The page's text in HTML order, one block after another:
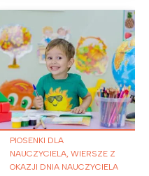
PIOSENKI DLA
NAUCZYCIELA, WIERSZE Z
OKAZJI DNIA NAUCZYCIELA